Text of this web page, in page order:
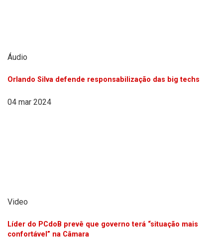
Áudio
Orlando Silva defende responsabilização das big techs
04 mar 2024
Video
Líder do PCdoB prevê que governo terá “situação mais
confortável” na Câmara